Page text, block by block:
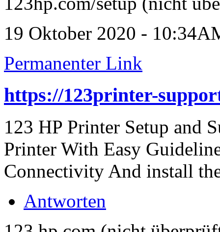
19 Oktober 2020 -
Permanenter Link
https://123printer-
123 HP Printer Setup and
Printer With Easy
Connectivity And install
Antworten